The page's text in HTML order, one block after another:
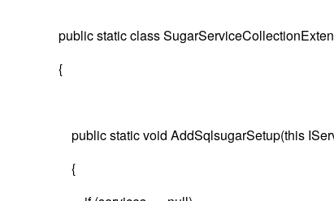
public static class
{
public static void AddSqlsugarSetup(this
{